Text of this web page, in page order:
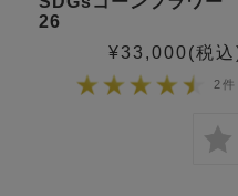
26
¥33,000(税込
2件